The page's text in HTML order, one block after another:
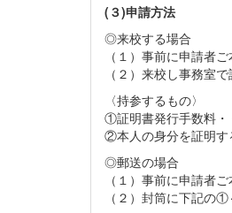
(３)申請方法
◎来校する場合
（１）事前に申請者
（２）来校し事務室
〈持参するもの〉
①証明書発行手数料・
②本人の身分を証明す
◎郵送の場合
（１）事前に申請者
（２）封筒に下記の